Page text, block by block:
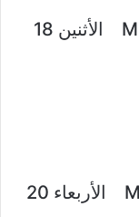
ME418 15:20 ME419 20:45 الأثنين 18
ME418 15:15 ME419 20:40 الأربعاء 20